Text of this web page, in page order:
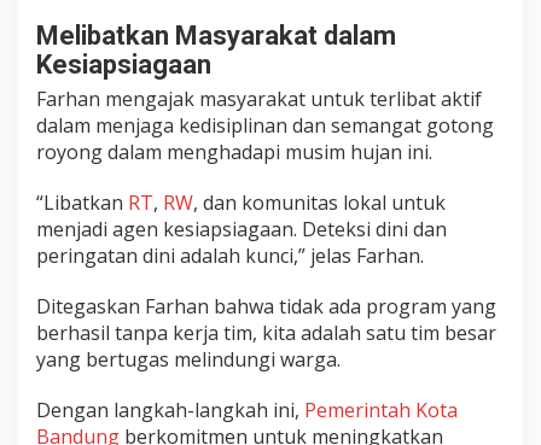
Melibatkan Masyarakat dalam
Kesiapsiagaan
Farhan mengajak masyarakat untuk terlibat aktif
dalam menjaga kedisiplinan dan semangat gotong
royong dalam menghadapi musim hujan ini.
“Libatkan RT, RW, dan komunitas lokal untuk
menjadi agen kesiapsiagaan. Deteksi dini dan
peringatan dini adalah kunci,” jelas Farhan.
Ditegaskan Farhan bahwa tidak ada program yang
berhasil tanpa kerja tim, kita adalah satu tim besar
yang bertugas melindungi warga.
Dengan langkah-langkah ini, Pemerintah Kota
Bandung berkomitmen untuk meningkatkan